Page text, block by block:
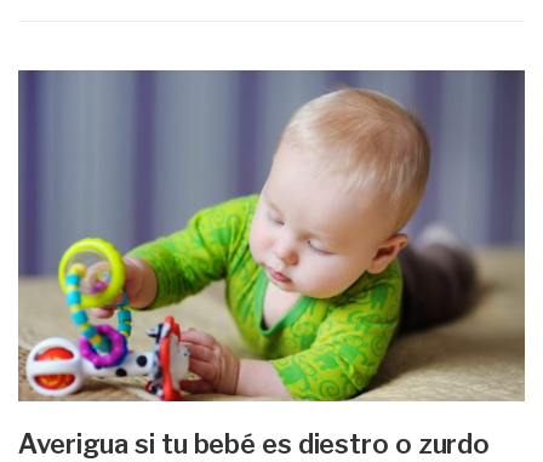
Averigua si tu bebé es diestro o zurdo